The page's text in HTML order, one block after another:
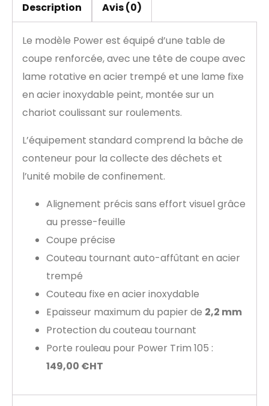
Description Avis (0)
Le modèle Power est équipé d’une table de
coupe renforcée, avec une tête de coupe avec
lame rotative en acier trempé et une lame fixe
en acier inoxydable peint, montée sur un
chariot coulissant sur roulements.
L’équipement standard comprend la bâche de
conteneur pour la collecte des déchets et
l’unité mobile de confinement.
Alignement précis sans effort visuel grâce
au presse-feuille
Coupe précise
Couteau tournant auto-affûtant en acier
trempé
Couteau fixe en acier inoxydable
Epaisseur maximum du papier de 2,2 mm
Protection du couteau tournant
Porte rouleau pour Power Trim 105 :
149,00 €HT